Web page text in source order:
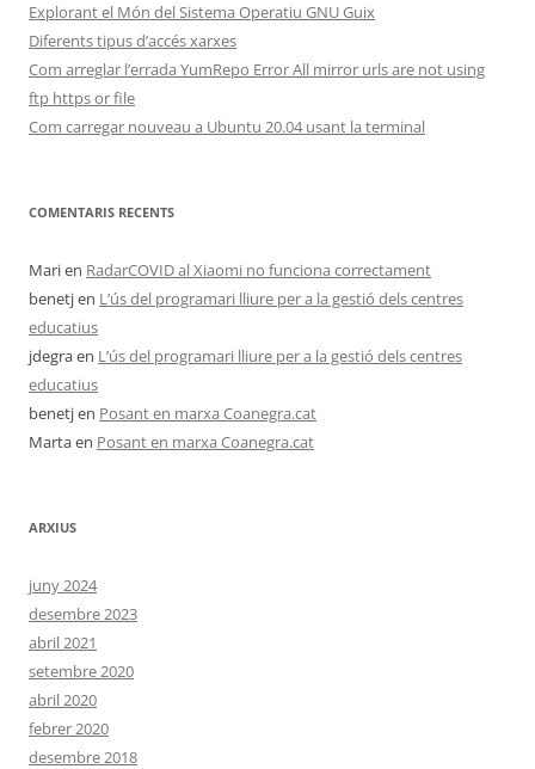
Explorant el Món del Sistema Operatiu GNU Guix
Diferents tipus d’accés xarxes
Com arreglar l’errada YumRepo Error All mirror urls are not using
ftp https or file
Com carregar nouveau a Ubuntu 20.04 usant la terminal
COMENTARIS RECENTS
Marien RadarCOVID al Xiaomi no funciona correctament
benetjen L’ús del programari lliure per a la gestió dels centres
educatius
jdegraen L’ús del programari lliure per a la gestió dels centres
educatius
benetjen Posant en marxa Coanegra.cat
Martaen Posant en marxa Coanegra.cat
ARXIUS
juny 2024
desembre 2023
abril 2021
setembre 2020
abril 2020
febrer 2020
desembre 2018